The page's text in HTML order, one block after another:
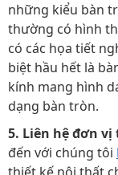
những kiểu bàn
thường có hình
có các họa tiết
biệt hầu hết là
kính mang hình
dạng bàn tròn.
5. Liên hệ đơn
đến với chúng tôi